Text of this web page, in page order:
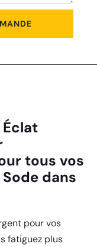
tous vos
dans
pour vos
fatiguez plus